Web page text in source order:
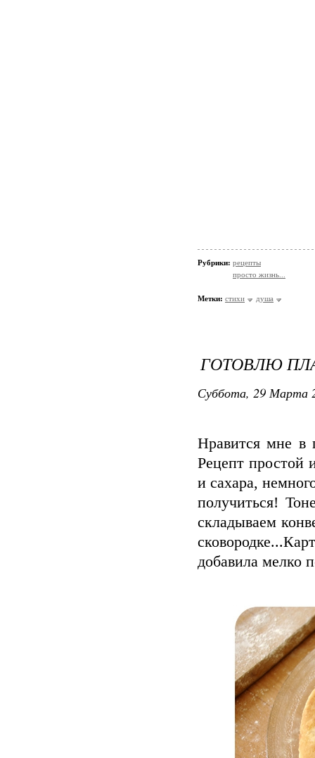
Рубрики: рецепты
просто жизнь...
Метки: стихи душа
ГОТОВЛЮ
Суббота, 29 Марта
Нравится мне в
Рецепт простой
и сахара,
получиться!
складываем
добавила мелко